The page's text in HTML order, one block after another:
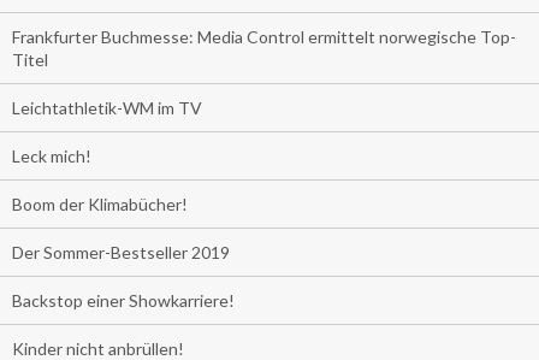
Frankfurter Buchmesse: Media Control ermittelt norwegische Top-
Titel
Leichtathletik-WM im TV
Leck mich!
Boom der Klimabücher!
Der Sommer-Bestseller 2019
Backstop einer Showkarriere!
Kinder nicht anbrüllen!